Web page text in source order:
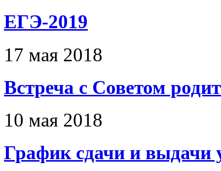
ЕГЭ-2019
17 мая 2018
Встреча с Советом
10 мая 2018
График сдачи и выдачи